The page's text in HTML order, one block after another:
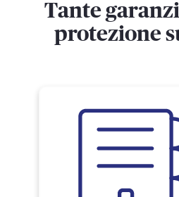
Tante
protezione